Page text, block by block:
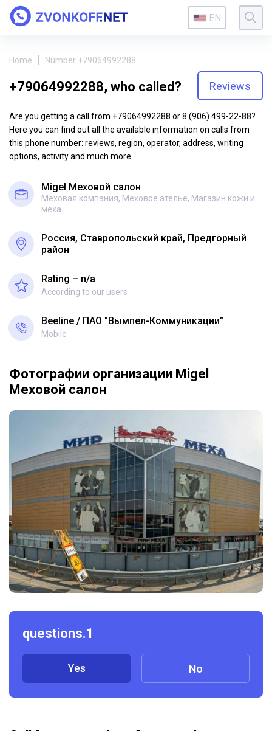
EN
Home Number +79064992288
+79064992288, who called? Reviews
Are you getting a call from +79064992288 or 8 (906) 499-22-88?
Here you can find out all the available information on calls from
this phone number: reviews, region, operator, address, writing
options, activity and much more.
Migel Меховой салон
Меховая компания, Меховое ателье, Магазин кожи и
меха
Россия, Ставропольский край, Предгорный
район
Rating – n/a
According to our users
Beeline ПАО "Вымпел-Коммуникации"
Mobile
Фотографии организации Migel
Меховой салон
questions.1
Yes No